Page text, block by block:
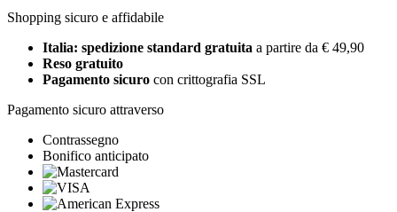
Shopping sicuro e affidabile
Italia: spedizione standard gratuita a partire da € 49,90
Reso gratuito
Pagamento sicuro con crittografia SSL
Pagamento sicuro attraverso
Contrassegno
Bonifico anticipato